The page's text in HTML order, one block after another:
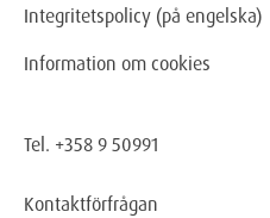
Integritetspolicy (på engelska)
Information om cookies
Tel. +358 9 50991
Kontaktförfrågan